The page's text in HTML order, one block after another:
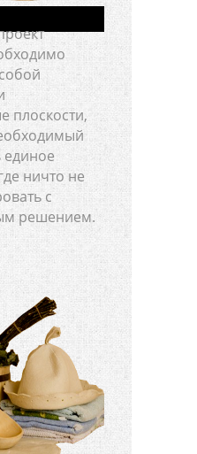
плоскости,
единое
ничто не
с
решением.